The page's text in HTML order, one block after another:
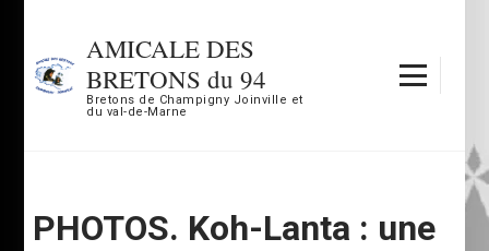
contenu
(Pressez
AMICALE DES
BRETONS du 94
Bretons de Champigny Joinville et
du val-de-Marne
PHOTOS. Koh-Lanta : une